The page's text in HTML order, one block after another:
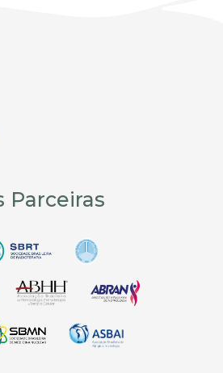
Parceiras